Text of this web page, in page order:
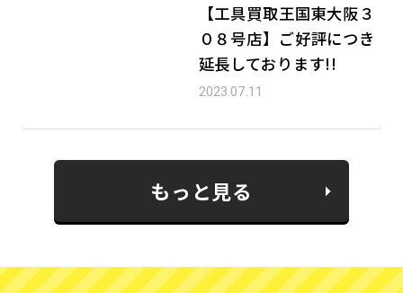
【工具買取王国東大阪３
０８号店】ご好評につき
延長しております!!
2023.07.11
もっと見る